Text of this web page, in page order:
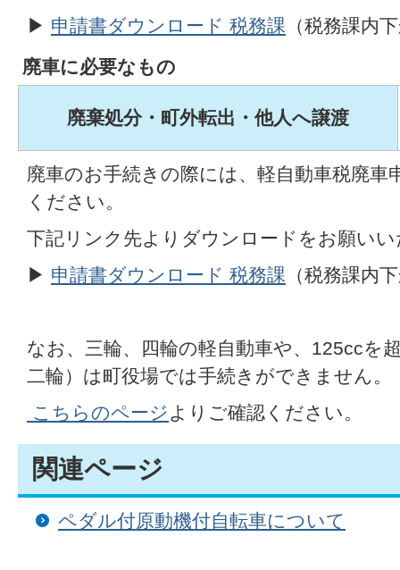
▶ 申請書ダウンロード 税務課 （税務課内
廃車に必要なもの
廃棄処分・町外転出・他人へ譲渡
廃車のお手続きの際には、軽自動車税廃車
ください。
下記リンク先よりダウンロードをお願い
▶ 申請書ダウンロード 税務課 （税務課内
なお、三輪、四輪の軽自動車や、125ccを
二輪）は町役場では手続きができません。
こちらのページ よりご確認ください。
関連ページ
ペダル付原動機付自転車について